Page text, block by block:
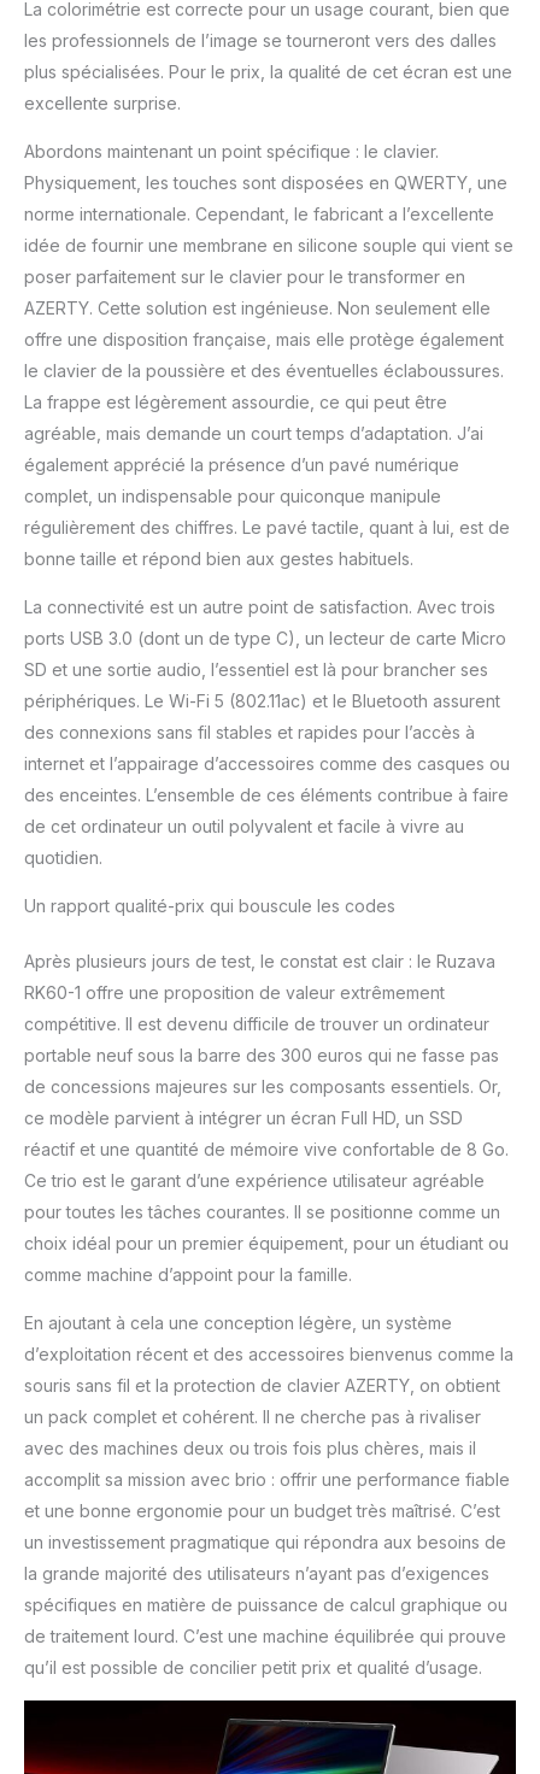
La colorimétrie est correcte pour un usage courant, bien que
les professionnels de l’image se tourneront vers des dalles
plus spécialisées. Pour le prix, la qualité de cet écran est une
excellente surprise.
Abordons maintenant un point spécifique : le clavier.
Physiquement, les touches sont disposées en QWERTY, une
norme internationale. Cependant, le fabricant a l’excellente
idée de fournir une membrane en silicone souple qui vient se
poser parfaitement sur le clavier pour le transformer en
AZERTY. Cette solution est ingénieuse. Non seulement elle
offre une disposition française, mais elle protège également
le clavier de la poussière et des éventuelles éclaboussures.
La frappe est légèrement assourdie, ce qui peut être
agréable, mais demande un court temps d’adaptation. J’ai
également apprécié la présence d’un pavé numérique
complet, un indispensable pour quiconque manipule
régulièrement des chiffres. Le pavé tactile, quant à lui, est de
bonne taille et répond bien aux gestes habituels.
La connectivité est un autre point de satisfaction. Avec trois
ports USB 3.0 (dont un de type C), un lecteur de carte Micro
SD et une sortie audio, l’essentiel est là pour brancher ses
périphériques. Le Wi-Fi 5 (802.11ac) et le Bluetooth assurent
des connexions sans fil stables et rapides pour l’accès à
internet et l’appairage d’accessoires comme des casques ou
des enceintes. L’ensemble de ces éléments contribue à faire
de cet ordinateur un outil polyvalent et facile à vivre au
quotidien.
Un rapport qualité-prix qui bouscule les codes
Après plusieurs jours de test, le constat est clair : le Ruzava
RK60-1 offre une proposition de valeur extrêmement
compétitive. Il est devenu difficile de trouver un ordinateur
portable neuf sous la barre des 300 euros qui ne fasse pas
de concessions majeures sur les composants essentiels. Or,
ce modèle parvient à intégrer un écran Full HD, un SSD
réactif et une quantité de mémoire vive confortable de 8 Go.
Ce trio est le garant d’une expérience utilisateur agréable
pour toutes les tâches courantes. Il se positionne comme un
choix idéal pour un premier équipement, pour un étudiant ou
comme machine d’appoint pour la famille.
En ajoutant à cela une conception légère, un système
d’exploitation récent et des accessoires bienvenus comme la
souris sans fil et la protection de clavier AZERTY, on obtient
un pack complet et cohérent. Il ne cherche pas à rivaliser
avec des machines deux ou trois fois plus chères, mais il
accomplit sa mission avec brio : offrir une performance fiable
et une bonne ergonomie pour un budget très maîtrisé. C’est
un investissement pragmatique qui répondra aux besoins de
la grande majorité des utilisateurs n’ayant pas d’exigences
spécifiques en matière de puissance de calcul graphique ou
de traitement lourd. C’est une machine équilibrée qui prouve
qu’il est possible de concilier petit prix et qualité d’usage.